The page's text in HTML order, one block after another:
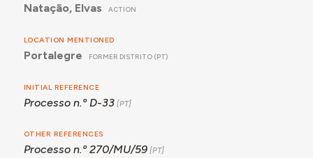
Natação, Elvas
ACTION
LOCATION MENTIONED
Portalegre FORMER DISTRITO (PT)
INITIAL REFERENCE
Processo n.º D-33
OTHER REFERENCES
Processo n.º 270/MU/59